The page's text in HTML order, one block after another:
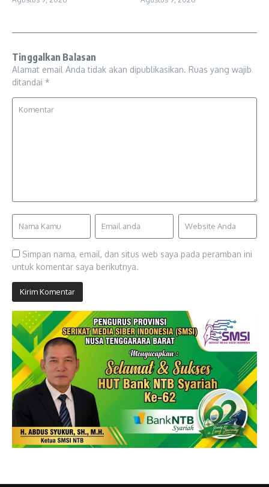
Tinggalkan Balasan
Alamat email Anda tidak akan dipublikasikan. Ruas yang wajib
ditandai *
Simpan nama, email, dan situs web saya pada peramban ini
untuk komentar saya berikutnya.